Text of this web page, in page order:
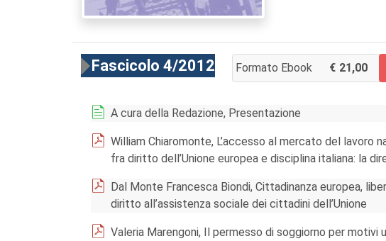
Fascicolo 4/2012 Formato Ebook 21,00
AGGIUNGI AL CARRELLO
A cura della Redazione, Presentazione
William Chiaromonte, L’accesso al mercato del lavoro
fra diritto dell’Unione europea e disciplina italiana: la
Dal Monte Francesca Biondi, Cittadinanza europea,
diritto all’assistenza sociale dei cittadini dell’Unione
Valeria Marengoni, Il permesso di soggiorno per motivi